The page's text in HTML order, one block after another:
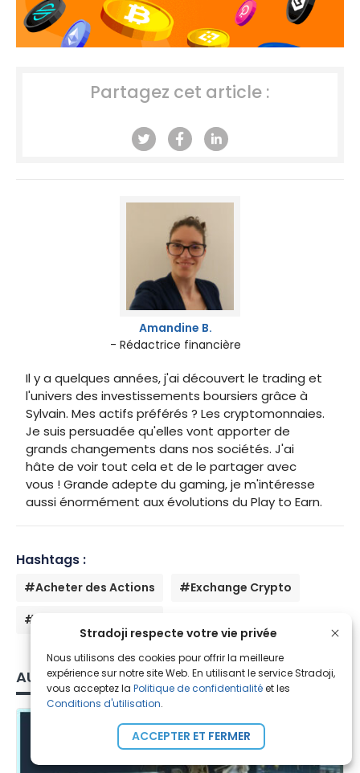
Stradoji respecte votre vie privée
Nous utilisons des cookies pour offrir la meilleure
expérience sur notre site Web. En utilisant le service Stradoji,
vous acceptez la Politique de confidentialitéet les
Conditions d'utilisation.
ACCEPTER ET FERMER
Partagez cet article :
Amandine B.
- Rédactrice financière
Il y a quelques années, j'ai découvert le trading et
l'univers des investissements boursiers grâce à
Sylvain. Mes actifs préférés ? Les cryptomonnaies.
Je suis persuadée qu'elles vont apporter de
grands changements dans nos sociétés. J'ai
hâte de voir tout cela et de le partager avec
vous ! Grande adepte du gaming, je m'intéresse
aussi énormément aux évolutions du Play to Earn.
Hashtags :
#Acheter des Actions
#Exchange Crypto
#Marché des Cryptos
AUTRES ARTICLES